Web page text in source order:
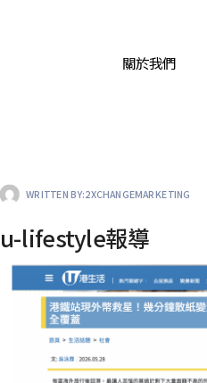
關於我們
WRITTEN BY:2XCHANGEMARKETING
u-lifestyle報導